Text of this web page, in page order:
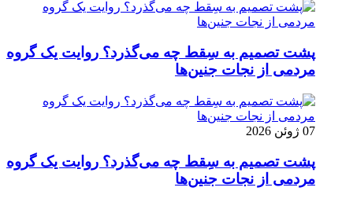
پشت تصمیم به سِقط چه می‌گذرد؟ روایت یک گروه
مردمی از نجات جنین‌ها
07 ژوئن 2026
پشت تصمیم به سِقط چه می‌گذرد؟ روایت یک گروه
مردمی از نجات جنین‌ها